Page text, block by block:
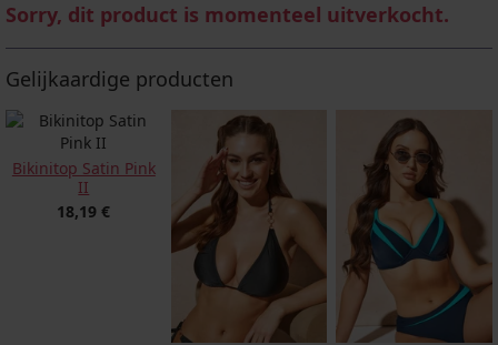
Sorry, dit product is momenteel uitverkocht.
Gelijkaardige producten
Bikinitop Satin Pink
II
18,19 €